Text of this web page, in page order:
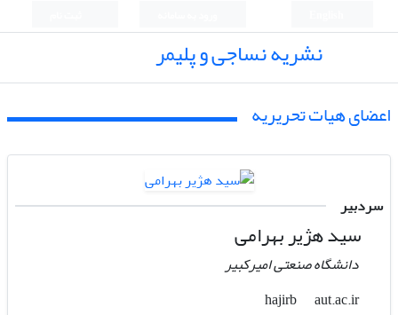
نشریه نساجی و پلیمر
اعضای هیات تحریریه
سردبیر
سید هژیر بهرامی
دانشگاه صنعتی امیرکبیر
hajirb
aut.ac.ir